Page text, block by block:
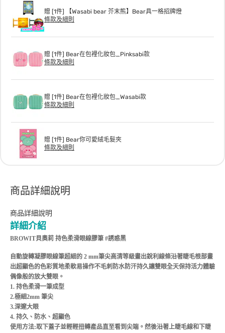
贈 [1件] 【Wasabi bear 芥末熊】Bear具一格招牌燈
條款及細則
贈 [1件] Bear在包裡化妝包_Pinksabi款
條款及細則
贈 [1件] Bear在包裡化妝包_Wasabi款
條款及細則
贈 [1件] Bear你可愛絨毛髮夾
條款及細則
商品詳細說明
商品詳細說明
詳細介紹
BROWIT貝奧莉 持色柔滑眼線膠筆 #誘惑黑
自動旋轉凝膠眼線筆超細的 2 mm筆尖高清等級畫出銳利線條沿著睫毛根部畫
出超顯色的色彩質地柔軟易操作不毛刺防水防汗持久讓雙眼全天保持活力體驗
偶像般的放大雙眼。
1. 持色柔滑一筆成型
2.極細2mm 筆尖
3.深邃大眼
4. 持久、防水、超顯色
使用方法:取下蓋子並輕輕扭轉產品直至看到尖端。然後沿著上睫毛線和下睫